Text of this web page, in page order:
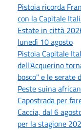
Pistoia ricorda
con la Capitale
Estate in città
lunedì 10 agosto
Pistoia Capitale
dell'Acquerino
bosco" e le serate
Peste suina
Capostrada per
Caccia, dal 6
per la stagione